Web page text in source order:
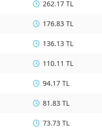
262.17 TL
176.83 TL
136.13 TL
110.11 TL
94.17 TL
81.83 TL
73.73 TL